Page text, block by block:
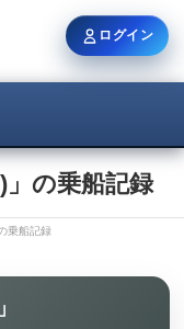
の乗船記録
乗船記録
ログイン